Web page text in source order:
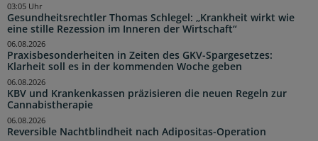
Gesundheitsrechtler Thomas Schlegel: „Krankheit wirkt wie
eine stille Rezession im Inneren der Wirtschaft“
03:05 Uhr
Praxisbesonderheiten in Zeiten des GKV-Spargesetzes:
Klarheit soll es in der kommenden Woche geben
06.08.2026
KBV und Krankenkassen präzisieren die neuen Regeln zur
Cannabistherapie
06.08.2026
Reversible Nachtblindheit nach Adipositas-Operation
06.08.2026